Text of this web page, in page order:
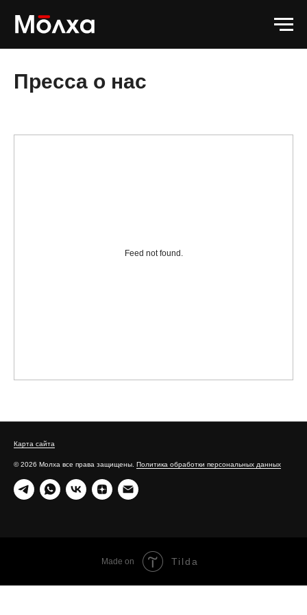
Пресса о нас
Feed not found.
Карта сайта
© 2026 Молха все права защищены. Политика обработки персональных данных
Made on Tilda